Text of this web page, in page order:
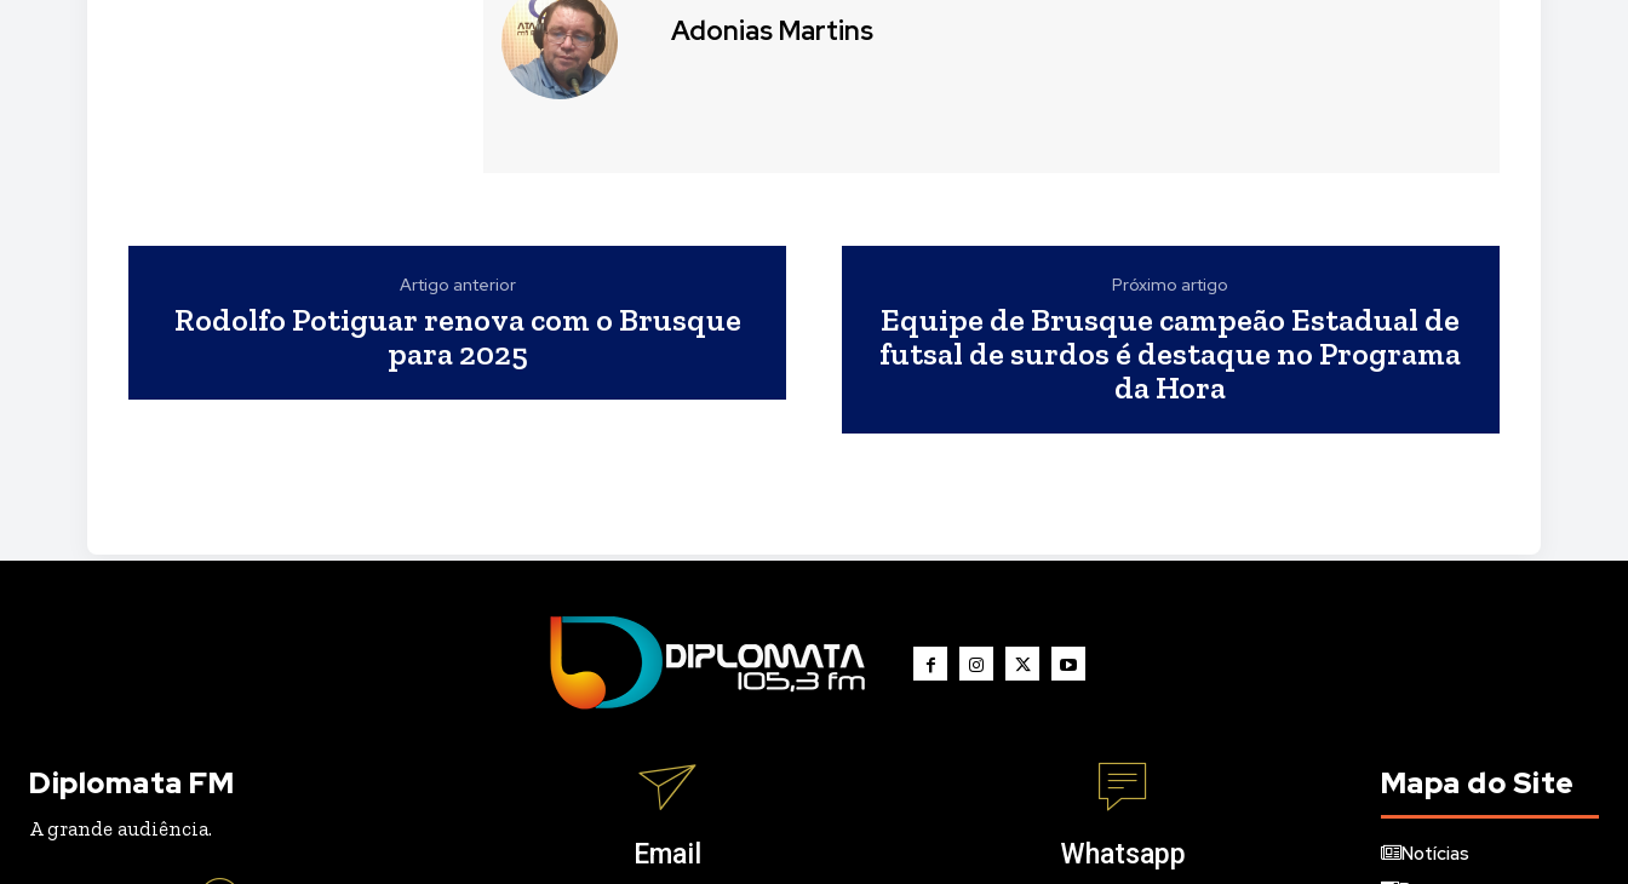
Adonias Martins
Artigo anterior
Rodolfo Potiguar renova com o Brusque
para 2025
Próximo artigo
Equipe de Brusque campeão Estadual de
futsal de surdos é destaque no Programa
da Hora
Diplomata FM
A grande audiência.
Email Whatsapp
Mapa do Site
Notícias